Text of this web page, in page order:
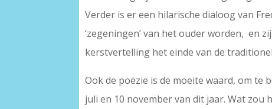
Verder is er een hilarische dialoog van
‘zegeningen’ van het ouder worden, en
kerstvertelling het einde van de
Ook de poëzie is de moeite waard, om te
juli en 10 november van dit jaar. Wat zou